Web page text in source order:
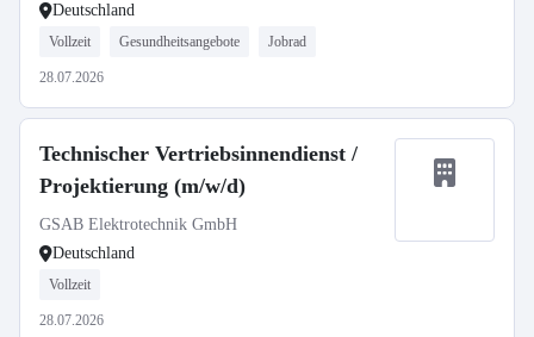
Deutschland
Vollzeit Gesundheitsangebote Jobrad
28.07.2026
Technischer Vertriebsinnendienst /
Projektierung (m/w/d)
GSAB Elektrotechnik GmbH
Deutschland
Vollzeit
28.07.2026